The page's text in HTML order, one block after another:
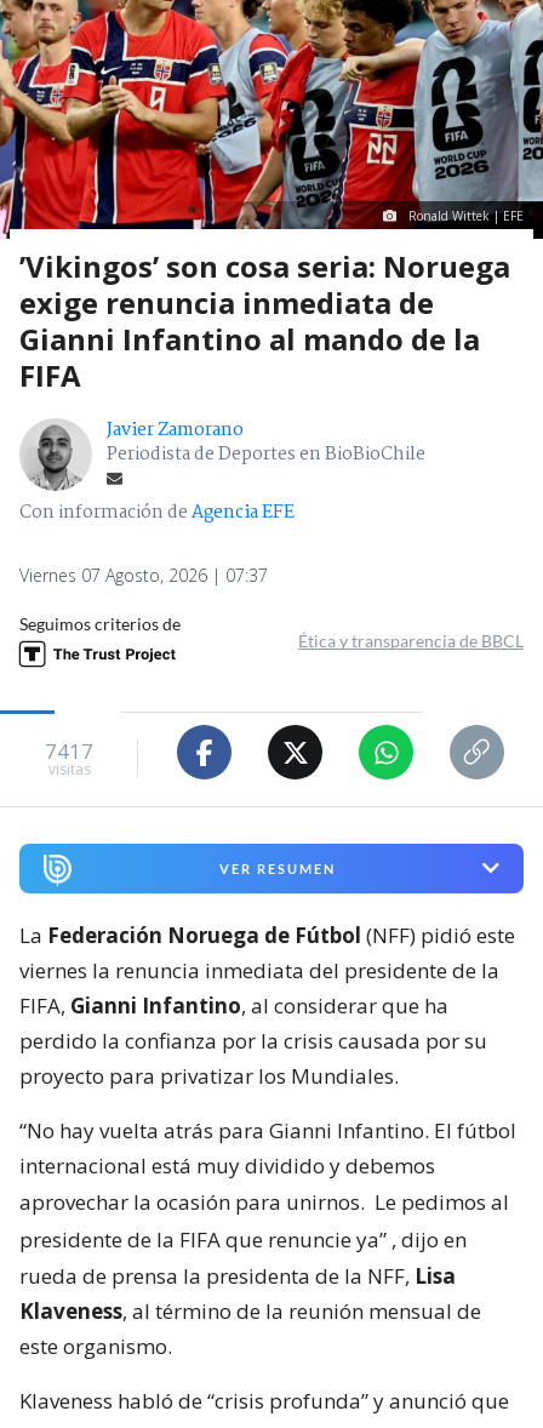
Ronald Wittek | EFE
’Vikingos’ son cosa seria: Noruega
exige renuncia inmediata de
Gianni Infantino al mando de la
FIFA
Javier Zamorano
Periodista de Deportes en BioBioChile
Con información deAgencia EFE
Viernes 07 Agosto, 2026 | 07:37
Seguimos criterios de
Ética y transparencia de BBCL
7417
visitas
VER RESUMEN
La Federación Noruega de Fútbol (NFF) pidió este
viernes la renuncia inmediata del presidente de la
FIFA, Gianni Infantino, al considerar que ha
perdido la confianza por la crisis causada por su
proyecto para privatizar los Mundiales.
“No hay vuelta atrás para Gianni Infantino. El fútbol
internacional está muy dividido y debemos
aprovechar la ocasión para unirnos. Le pedimos al
presidente de la FIFA que renuncie ya” , dijo en
rueda de prensa la presidenta de la NFF, Lisa
Klaveness, al término de la reunión mensual de
este organismo.
Klaveness habló de “crisis profunda” y anunció que